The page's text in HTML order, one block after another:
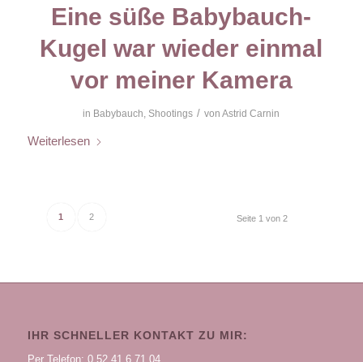
Eine süße Babybauch-
Kugel war wieder einmal
vor meiner Kamera
in Babybauch, Shootings / vonAstrid Carnin
Weiterlesen
Seite 1 von 2
1 2
IHR SCHNELLER KONTAKT ZU MIR:
Per Telefon: 0 52 41 6 71 04